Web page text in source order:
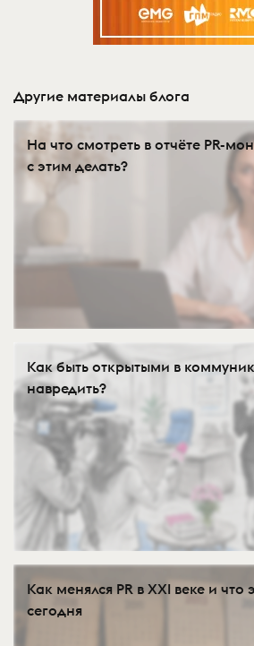
Другие материалы блога
На что смотреть в отчёте PR-
с этим делать?
Как быть открытыми в
навредить?
Как менялся PR в XXI веке и что
сегодня